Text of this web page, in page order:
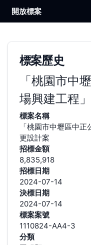
開放標案
標案歷史
「桃園市中
場興建工程
標案名稱
「桃園市中壢區中
更設計案
招標金額
8,835,918
招標日期
2024-07-14
決標日期
2024-07-14
標案案號
1110824-AA4-3
分類